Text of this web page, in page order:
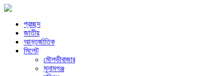
প্রচ্ছদ
জাতীয়
আন্তর্জাতিক
সিলেট
মৌলভীবাজার
সুনামগঞ্জ